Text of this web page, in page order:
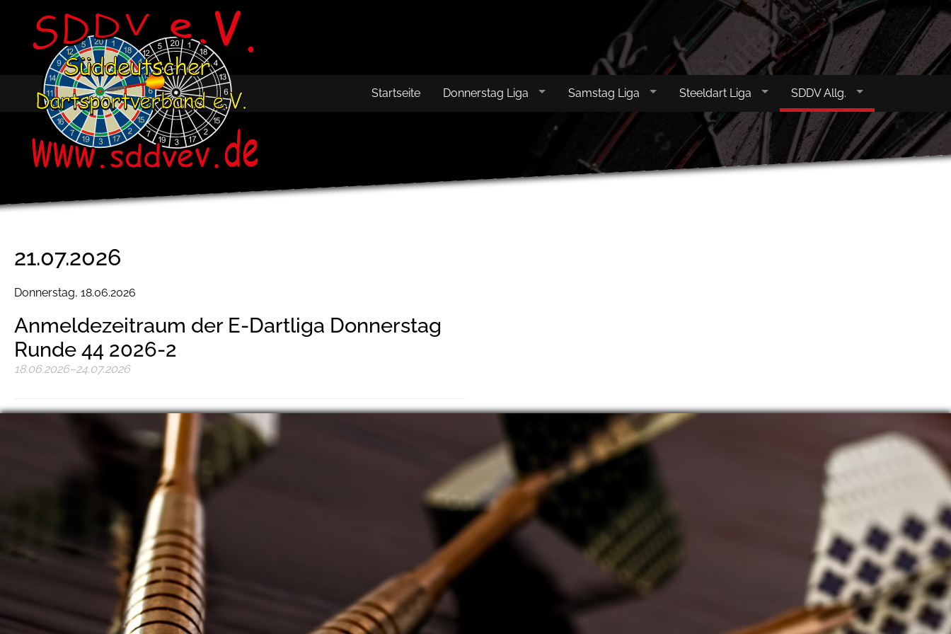
Startseite Donnerstag Liga Samstag Liga Steeldart Liga SDDV Allg.
21.07.2026
Donnerstag, 18.06.2026
Anmeldezeitraum der E-Dartliga Donnerstag
Runde 44 2026-2
18.06.2026–24.07.2026
Startseite
Samstag Liga
Steeldart Liga